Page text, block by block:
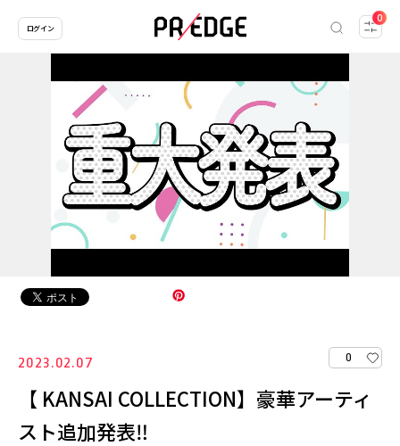
0
ログイン
2023.02.07 0
【 KANSAI COLLECTION】豪華アーティ
スト追加発表‼︎